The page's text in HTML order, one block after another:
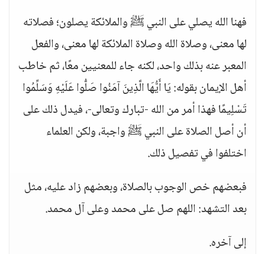
فهنا الله يصلي على النبي ﷺ والملائكة يصلون؛ فصلاته
لها معنى، وصلاة الله وصلاة الملائكة لها معنى، والفعل
المعبر عنه بذلك واحد، لكنه جاء للمعنيين معًا، ثم خاطب
أهل الإيمان بقوله: يَا أَيُّهَا الَّذِينَ آمَنُوا صَلُّوا عَلَيْهِ وَسَلِّمُوا
تَسْلِيمًا فهذا أمر من الله -تبارك وتعالى-، فيدل ذلك على
أن أصل الصلاة على النبي ﷺ واجبة، ولكن العلماء
اختلفوا في تفصيل ذلك.
فبعضهم خص الوجوب بالصلاة، وبعضهم زاد عليه، مثل
بعد التشهد: اللهم صل على محمد وعلى آل محمد.
إلى آخره.